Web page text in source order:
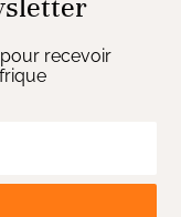
recevoir